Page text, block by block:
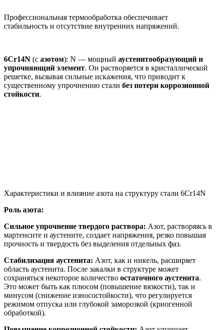
Профессиональная термообработка обеспечивает
стабильность и отсутствие внутренних напряжений.
6Cr14N (с азотом): N — мощный аустенитообразующий и
упрочняющий элемент. Он растворяется в кристаллической
решетке, вызывая сильные искажения, что приводит к
существенному упрочнению стали без потери коррозионной
стойкости.
Характеристики и влияние азота на структуру стали 6Cr14N
Роль азота:
Сильное упрочнение твердого раствора: Азот, растворяясь в
мартенсите и аустените, создает напряжения, резко повышая
прочность и твердость без выделения отдельных фаз.
Стабилизация аустенита: Азот, как и никель, расширяет
область аустенита. После закалки в структуре может
сохраняться некоторое количество остаточного аустенита.
Это может быть как плюсом (повышение вязкости), так и
минусом (снижение износостойкости), что регулируется
режимом отпуска или глубокой заморозкой (криогенной
обработкой).